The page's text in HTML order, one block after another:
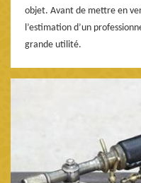
objet. Avant de mettre en
l’estimation d’un
grande utilité.